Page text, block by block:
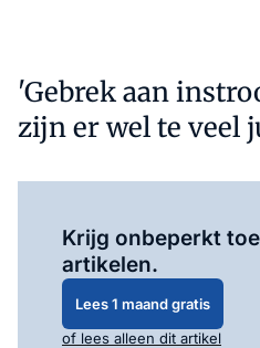
'Gebrek aan
zijn er wel te veel
Krijg onbeperkt
artikelen.
Lees 1 maand gratis
of lees alleen dit artikel